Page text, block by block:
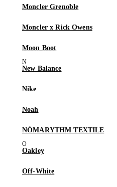
Moncler Grenoble
Moncler x Rick Owens
Moon Boot
New Balance
Nike
Noah
NÒMARYTHM TEXTILE
Oakley
Off-White